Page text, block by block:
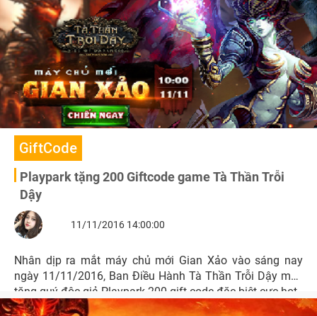
GiftCode
Playpark tặng 200 Giftcode game Tà Thần Trỗi
Dậy
11/11/2016 14:00:00
Nhân dịp ra mắt máy chủ mới Gian Xảo vào sáng nay
ngày 11/11/2016, Ban Điều Hành Tà Thần Trỗi Dậy mến
tặng quý độc giả Playpark 200 gift code đặc biệt cực hot.